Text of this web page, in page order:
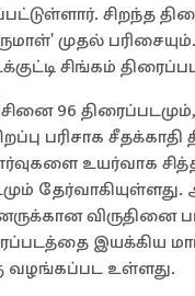
சிறந்த
முதல்
சிங்கம்
96
பரிசாக சீதக்காதி
உயர்வாக
விருதினை
இயக்கிய
வழங்கப்பட உள்ளது.‎